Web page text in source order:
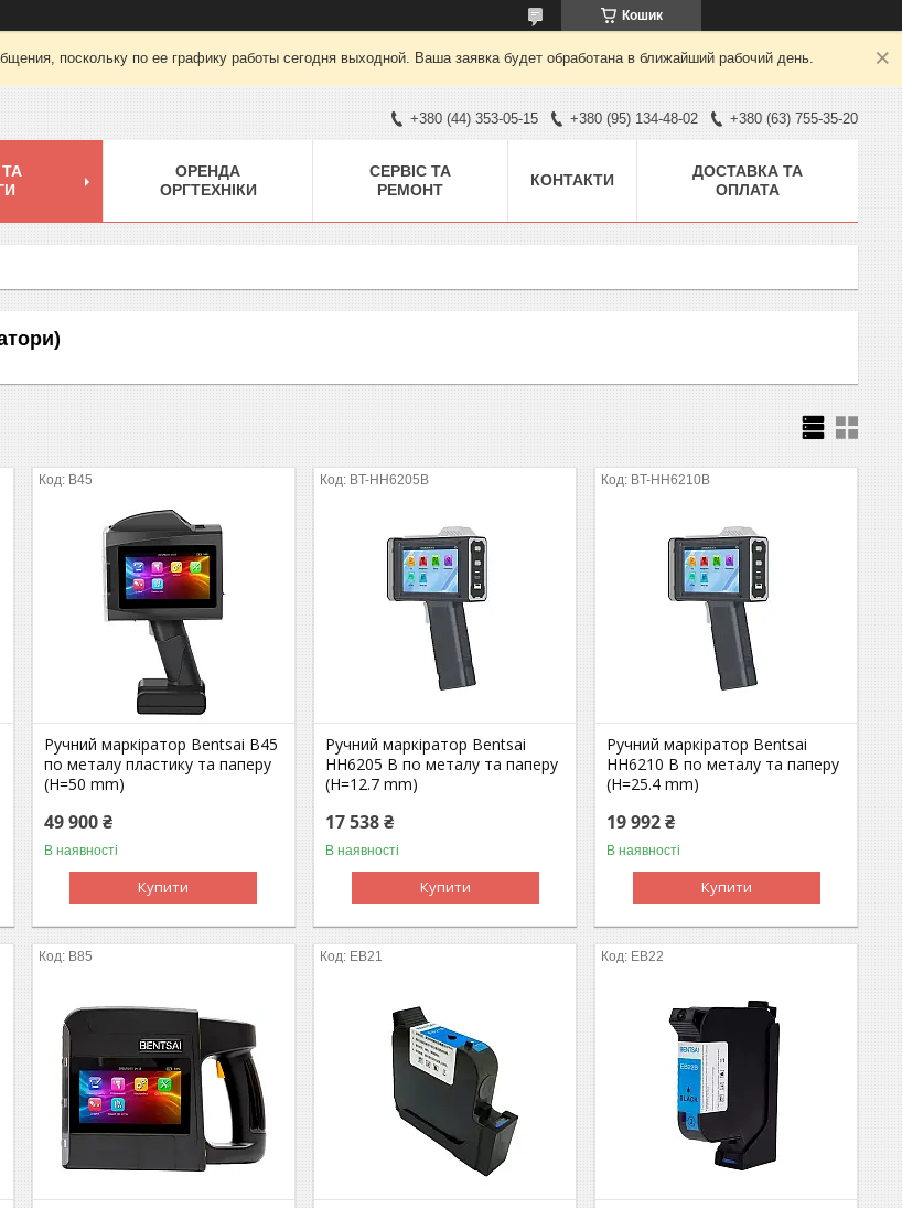
Кошик
поскольку по ее графику работы сегодня выходной. Ваша заявка будет обработана в ближайший рабочий день.
+380 (44) 353-05-15 +380 (95) 134-48-02 +380 (63) 755-35-20
ОРЕНДА
ОРГТЕХНІКИ
СЕРВІС ТА
РЕМОНТ
КОНТАКТИ
ДОСТАВКА ТА
ОПЛАТА
B45
Ручний маркіратор Bentsai B45
по металу пластику та паперу
(H=50 mm)
49 900 ₴
В наявності
Купити
BT-HH6205B
Ручний маркіратор Bentsai
HH6205 B по металу та паперу
(H=12.7 mm)
17 538 ₴
В наявності
Купити
BT-HH6210B
Ручний маркіратор Bentsai
HH6210 B по металу та паперу
(H=25.4 mm)
19 992 ₴
В наявності
Купити
B85 EB21 EB22